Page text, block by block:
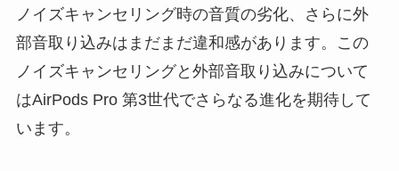
ノイズキャンセリング時の音質の劣化、さらに外
部音取り込みはまだまだ違和感があります。この
ノイズキャンセリングと外部音取り込みについて
はAirPods Pro 第3世代でさらなる進化を期待して
います。